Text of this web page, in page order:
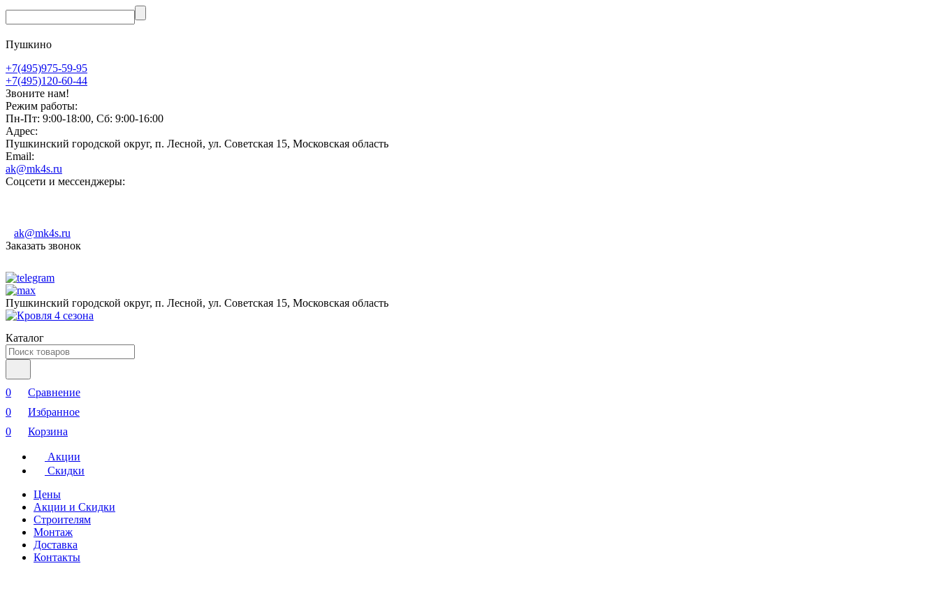
Пушкино
+7(495)975-59-95
+7(495)120-60-44
Звоните нам!
Режим работы:
Пн-Пт: 9:00-18:00, Сб: 9:00-16:00
Адрес:
Пушкинский городской округ, п. Лесной, ул. Советская 15, Московская область
Email:
ak@mk4s.ru
Соцсети и мессенджеры:
ak@mk4s.ru
Заказать звонок
Пушкинский городской округ, п. Лесной, ул. Советская 15, Московская область
Каталог
0
Сравнение
0
Избранное
0
Корзина
Акции
Скидки
Цены
Акции и Скидки
Строителям
Монтаж
Доставка
Контакты